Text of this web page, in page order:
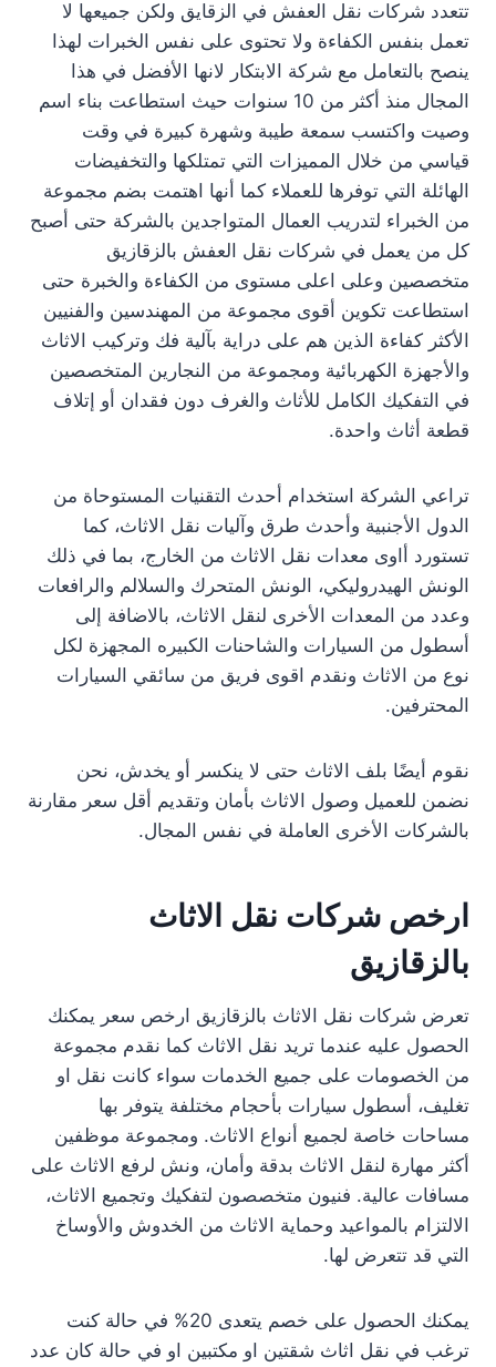
تتعدد شركات نقل العفش في الزقايق ولكن جميعها لا
تعمل بنفس الكفاءة ولا تحتوى على نفس الخبرات لهذا
ينصح بالتعامل مع شركة الابتكار لانها الأفضل في هذا
المجال منذ أكثر من 10 سنوات حيث استطاعت بناء اسم
وصيت واكتسب سمعة طيبة وشهرة كبيرة في وقت
قياسي من خلال المميزات التي تمتلكها والتخفيضات
الهائلة التي توفرها للعملاء كما أنها اهتمت بضم مجموعة
من الخبراء لتدريب العمال المتواجدين بالشركة حتى أصبح
كل من يعمل في شركات نقل العفش بالزقازيق
متخصصين وعلى اعلى مستوى من الكفاءة والخبرة حتى
استطاعت تكوين أقوى مجموعة من المهندسين والفنيين
الأكثر كفاءة الذين هم على دراية بآلية فك وتركيب الاثاث
والأجهزة الكهربائية ومجموعة من النجارين المتخصصين
في التفكيك الكامل للأثاث والغرف دون فقدان أو إتلاف
قطعة أثاث واحدة.
تراعي الشركة استخدام أحدث التقنيات المستوحاة من
الدول الأجنبية وأحدث طرق وآليات نقل الاثاث، كما
تستورد أاوى معدات نقل الاثاث من الخارج، بما في ذلك
الونش الهيدروليكي، الونش المتحرك والسلالم والرافعات
وعدد من المعدات الأخرى لنقل الاثاث، بالاضافة إلى
أسطول من السيارات والشاحنات الكبيره المجهزة لكل
نوع من الاثاث ونقدم اقوى فريق من سائقي السيارات
المحترفين.
نقوم أيضًا بلف الاثاث حتى لا ينكسر أو يخدش، نحن
نضمن للعميل وصول الاثاث بأمان وتقديم أقل سعر مقارنة
بالشركات الأخرى العاملة في نفس المجال.
ارخص شركات نقل الاثاث
بالزقازيق
تعرض شركات نقل الاثاث بالزقازيق ارخص سعر يمكنك
الحصول عليه عندما تريد نقل الاثاث كما نقدم مجموعة
من الخصومات على جميع الخدمات سواء كانت نقل او
تغليف، أسطول سيارات بأحجام مختلفة يتوفر بها
مساحات خاصة لجميع أنواع الاثاث. ومجموعة موظفين
أكثر مهارة لنقل الاثاث بدقة وأمان، ونش لرفع الاثاث على
مسافات عالية. فنيون متخصصون لتفكيك وتجميع الاثاث،
الالتزام بالمواعيد وحماية الاثاث من الخدوش والأوساخ
التي قد تتعرض لها.
يمكنك الحصول على خصم يتعدى 20% في حالة كنت
ترغب في نقل اثاث شقتين او مكتبين او في حالة كان عدد